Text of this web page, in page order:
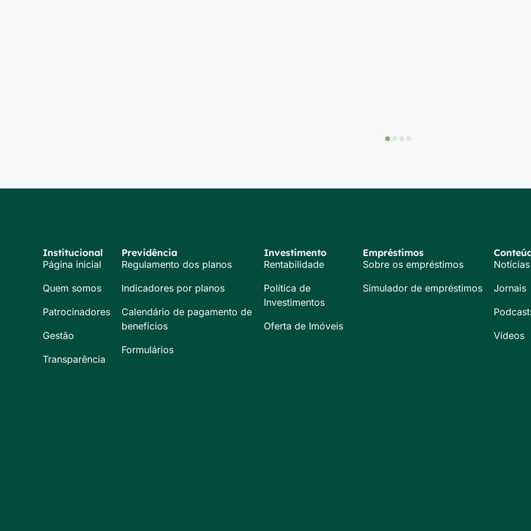
Institucional
Página inicial
Quem somos
Patrocinadores
Gestão
Transparência
Previdência
Regulamento dos planos
Indicadores por planos
Calendário de pagamento de
benefícios
Formulários
Investimento
Rentabilidade
Política de
Investimentos
Oferta de Imóveis
Empréstimos
Sobre os empréstimos
Simulador de empréstimos
Notícias
Jornais
Vídeos